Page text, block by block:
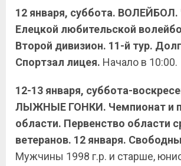
12 января, суббота.
Елецкой любительской
Второй дивизион. 11-й тур.
Спортзал лицея. Начало в 10:00.
12-13 января, суббота-
ЛЫЖНЫЕ ГОНКИ. Чемпионат и
области. Первенство области
ветеранов. 12 января.
Мужчины 1998 г.р. и старше,